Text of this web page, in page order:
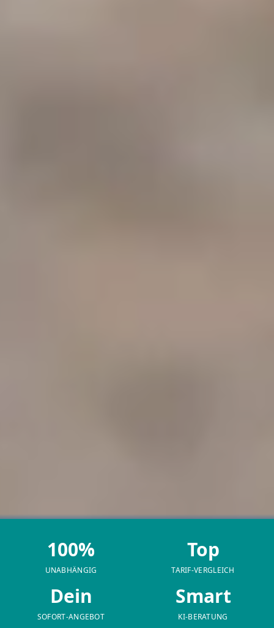
100%
UNABHÄNGIG
Top
TARIF-VERGLEICH
Dein
SOFORT-ANGEBOT
Smart
KI-BERATUNG